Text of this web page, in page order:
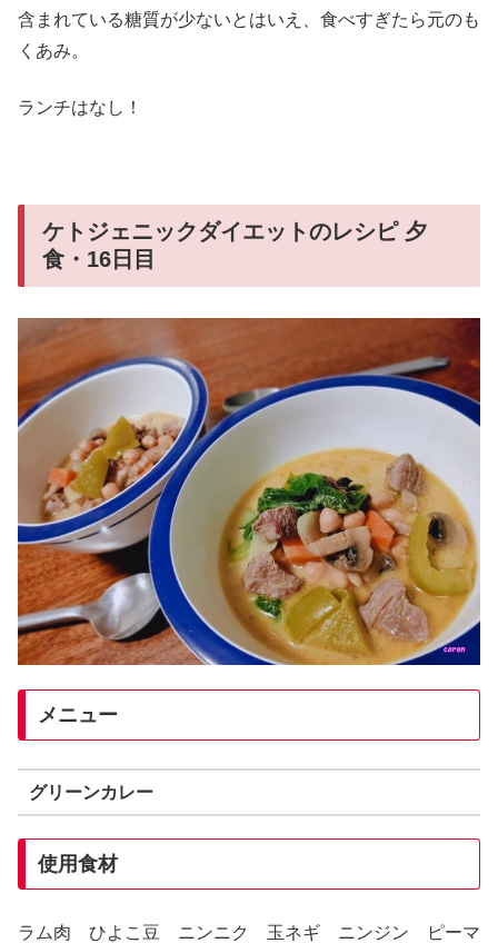
含まれている糖質が少ないとはいえ、食べすぎたら元のも
くあみ。
ランチはなし！
ケトジェニックダイエットのレシピ 夕
食・16日目
メニュー
グリーンカレー
使用食材
ラム肉 ひよこ豆 ニンニク 玉ネギ ニンジン ピーマ